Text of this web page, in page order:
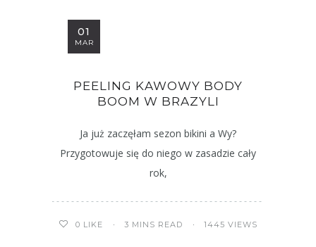
01
MAR
PEELING KAWOWY BODY
BOOM W BRAZYLI
Ja już zaczęłam sezon bikini a Wy?
Przygotowuje się do niego w zasadzie cały
rok,
0 LIKE 3 MINS READ 1445 VIEWS